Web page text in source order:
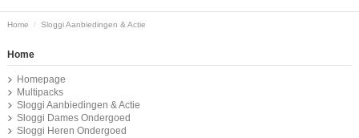
Home Sloggi Aanbiedingen & Actie
Home
Homepage
Multipacks
Sloggi Aanbiedingen & Actie
Sloggi Dames Ondergoed
Sloggi Heren Ondergoed